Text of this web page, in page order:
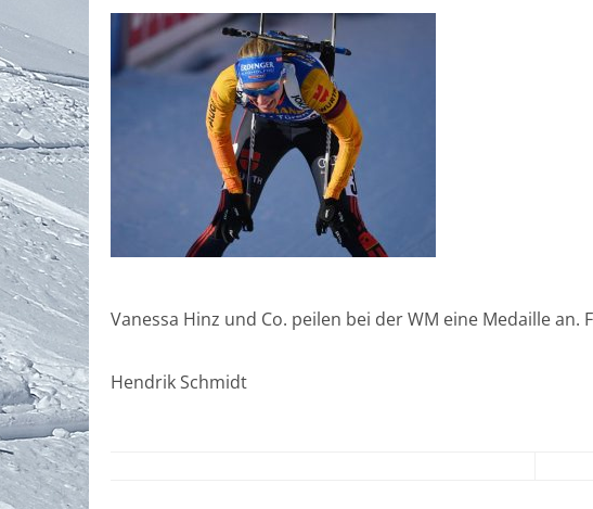
Vanessa Hinz und Co. peilen bei der WM eine Medaille an.
Hendrik Schmidt